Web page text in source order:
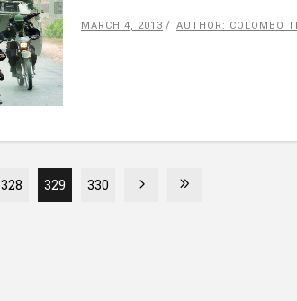
MARCH 4, 2013 AUTHOR: COLOMBO
328 329 330